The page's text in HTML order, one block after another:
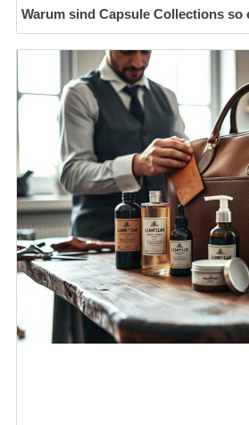
Warum sind Capsule Collections so